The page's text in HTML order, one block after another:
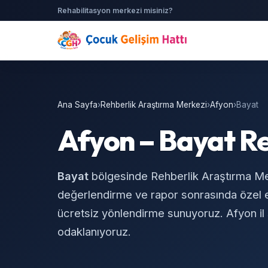
Rehabilitasyon merkezi misiniz?
Ana Sayfa›Rehberlik Araştırma Merkezi›Afyon›Bayat
Afyon – Bayat
Bayat bölgesinde Rehberlik Araştırma
değerlendirme ve rapor sonrasında özel
ücretsiz yönlendirme sunuyoruz. Afyon il
odaklanıyoruz.